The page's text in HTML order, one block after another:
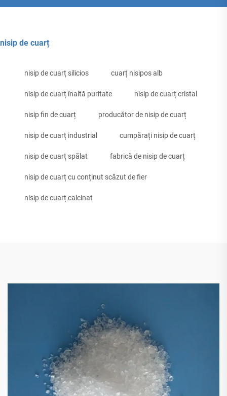
nisip de cuarț
nisip de cuarț silicios cuarț nisipos alb
nisip de cuarț înaltă puritate nisip de cuarț cristal
nisip fin de cuarț producător de nisip de cuarț
nisip de cuarț industrial cumpărați nisip de cuarț
nisip de cuarț spălat fabrică de nisip de cuarț
nisip de cuarț cu conținut scăzut de fier
nisip de cuarț calcinat